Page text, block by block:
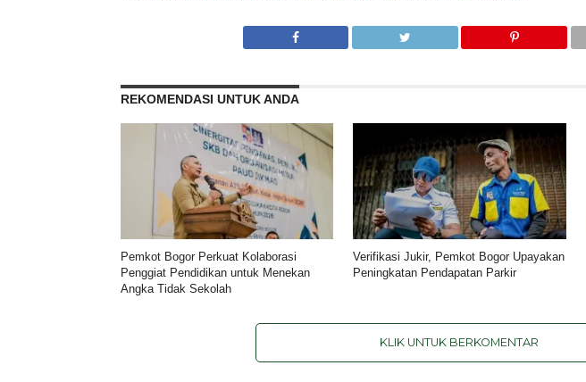
REKOMENDASI UNTUK ANDA
Pemkot Bogor Perkuat Kolaborasi
Penggiat Pendidikan untuk Menekan
Angka Tidak Sekolah
Verifikasi Jukir, Pemkot Bogor Upayakan
Peningkatan Pendapatan Parkir
KLIK UNTUK BERKOMENTAR